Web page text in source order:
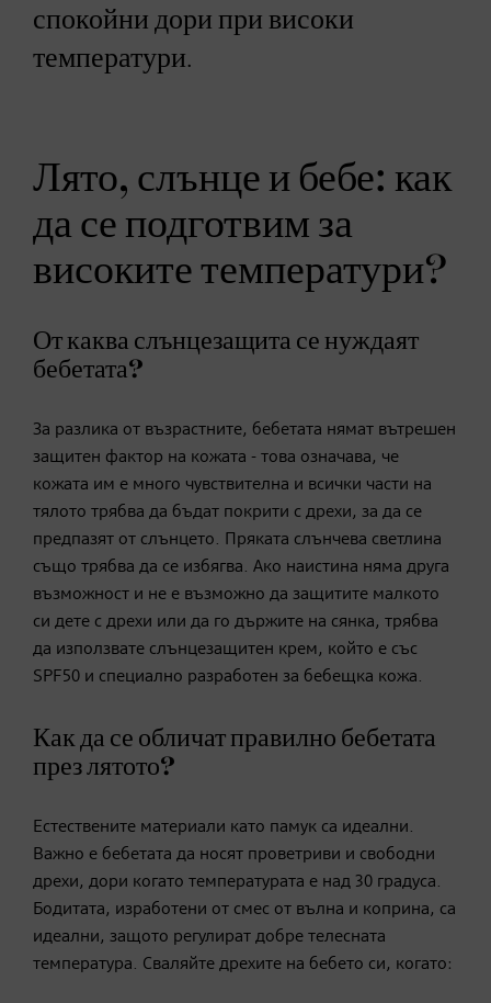
спокойни дори при високи
температури.
Лято, слънце и бебе: как
да се подготвим за
високите температури?
От каква слънцезащита се нуждаят
бебетата?
За разлика от възрастните, бебетата нямат вътрешен
защитен фактор на кожата - това означава, че
кожата им е много чувствителна и всички части на
тялото трябва да бъдат покрити с дрехи, за да се
предпазят от слънцето. Пряката слънчева светлина
също трябва да се избягва. Ако наистина няма друга
възможност и не е възможно да защитите малкото
си дете с дрехи или да го държите на сянка, трябва
да използвате слънцезащитен крем, който е със
SPF50 и специално разработен за бебещка кожа.
Как да се обличат правилно бебетата
през лятото?
Естествените материали като памук са идеални.
Важно е бебетата да носят проветриви и свободни
дрехи, дори когато температурата е над 30 градуса.
Бодитата, изработени от смес от вълна и коприна, са
идеални, защото регулират добре телесната
температура. Сваляйте дрехите на бебето си, когато: